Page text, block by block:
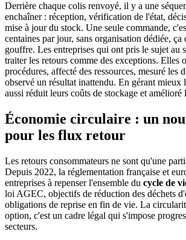
Derrière chaque colis renvoyé, il y a une
enchaîner : réception, vérification de l'état,
mise à jour du stock. Une seule commande,
centaines par jour, sans organisation dédiée,
gouffre. Les entreprises qui ont pris le sujet au
traiter les retours comme des exceptions. Elles
procédures, affecté des ressources, mesuré les
observé un résultat inattendu. En gérant mieux
aussi réduit leurs coûts de stockage et
Économie circulaire : un
pour les flux retour
Les retours consommateurs ne sont qu'une
Depuis 2022, la réglementation française et
entreprises à repenser l'ensemble du cycle de
loi AGEC, objectifs de réduction des déchets
obligations de reprise en fin de vie. La
option, c'est un cadre légal qui s'impose
secteurs.